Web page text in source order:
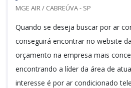
MGE AIR / CABREÚVA - SP
Quando se deseja buscar por ar
conseguirá encontrar no website
orçamento na empresa mais
encontrando a líder da área de
interesse é por ar condicionado